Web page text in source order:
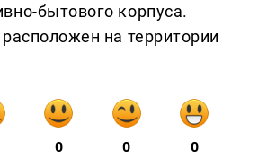
бытового корпуса.
на территории
0 0 0